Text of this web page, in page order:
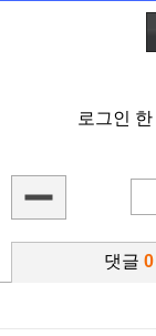
로그인
댓글 0